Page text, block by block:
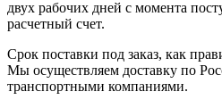
двух рабочих дней с момента
расчетный счет.
Срок поставки под заказ, как
Мы осуществляем доставку по
транспортными компаниями.